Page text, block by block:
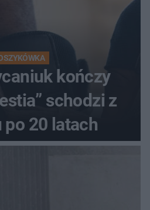
kończy
schodzi z
20 latach